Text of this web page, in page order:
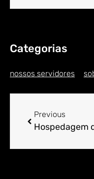
Categorias
nossos servidores
Previous